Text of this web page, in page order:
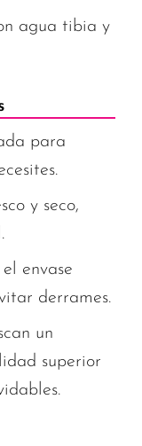
agua tibia y
para
y seco,
envase
derrames.
un
superior